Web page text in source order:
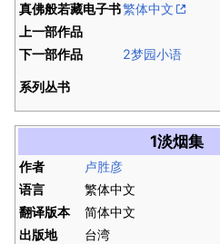
真佛般若藏电子书繁体中文
上一部作品
下一部作品
2梦园小语
系列丛书
1淡烟集
作者
卢胜彦
语言
繁体中文
翻译版本
简体中文
出版地
台湾